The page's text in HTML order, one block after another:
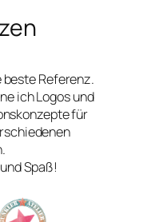
beste Referenz.
ich Logos und
für
Spaß!